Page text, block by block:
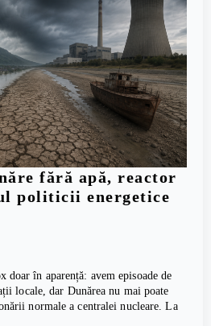
fără apă, reactor
politicii energetice
doar în aparență: avem episoade de
locale, dar Dunărea nu mai poate
normale a centralei nucleare. La